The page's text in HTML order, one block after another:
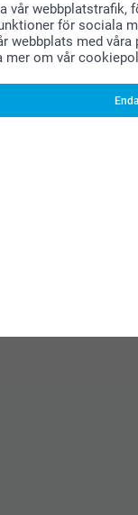
vår webbplatstrafik,
för sociala
webbplats med
mer om vår